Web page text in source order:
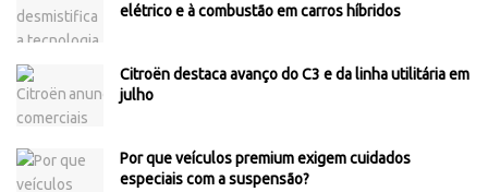
elétrico e à combustão em carros híbridos
Citroën destaca avanço do C3 e da linha utilitária em
julho
Por que veículos premium exigem cuidados
especiais com a suspensão?